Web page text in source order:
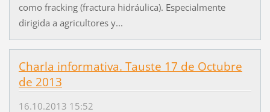
como fracking (fractura hidráulica). Especialmente
dirigida a agricultores y...
Charla informativa. Tauste 17 de Octubre
de 2013
16.10.2013 15:52